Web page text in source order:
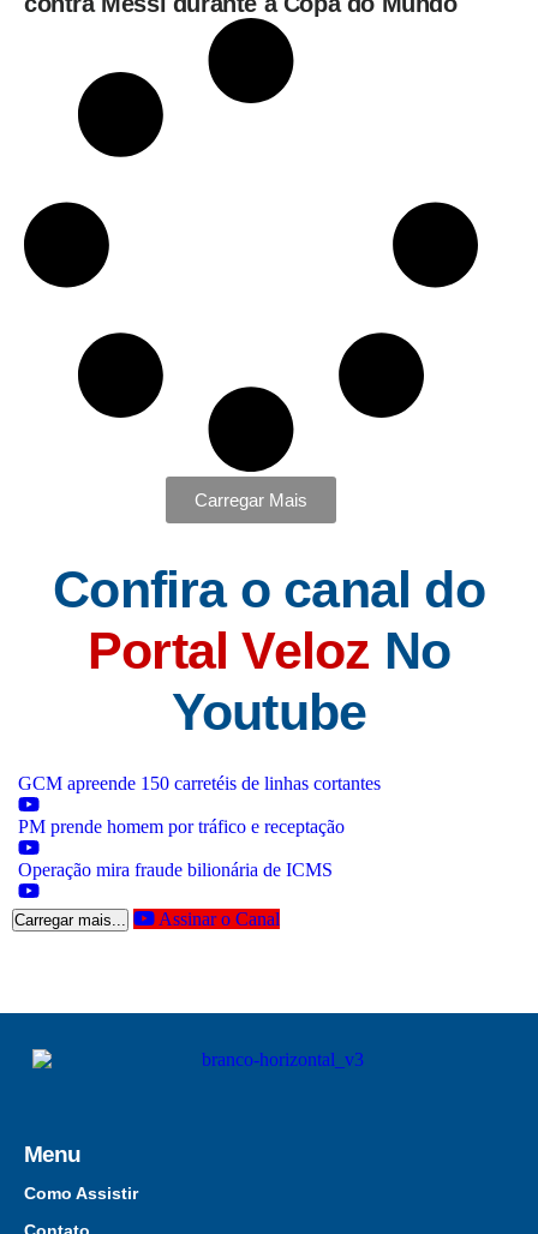
Carregar Mais
Confira o canal do
Portal Veloz No
Youtube
GCM apreende 150 carretéis de linhas cortantes
PM prende homem por tráfico e receptação
Operação mira fraude bilionária de ICMS
Carregar mais... Assinar o Canal
Menu
Como Assistir